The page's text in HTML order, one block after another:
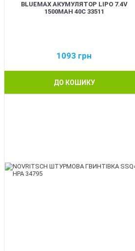
BLUEMAX АКУМУЛЯТОР LIPO 7.4V
1500MAH 40C 33511
1093 грн
ДО КОШИКУ